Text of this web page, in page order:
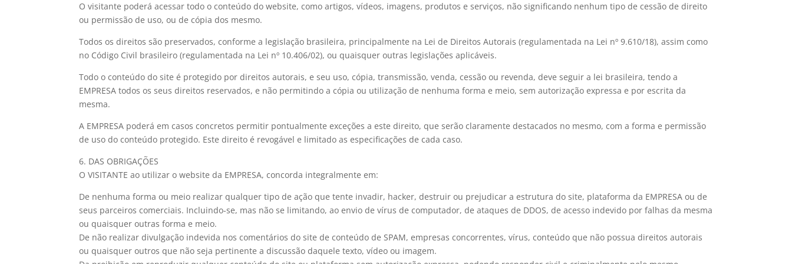
O visitante poderá acessar todo o conteúdo do website, como artigos, vídeos, imagens, produtos e serviços, não significando nenhum tipo de cessão de direito
ou permissão de uso, ou de cópia dos mesmo.
Todos os direitos são preservados, conforme a legislação brasileira, principalmente na Lei de Direitos Autorais (regulamentada na Lei nº 9.610/18), assim como
no Código Civil brasileiro (regulamentada na Lei nº 10.406/02), ou quaisquer outras legislações aplicáveis.
Todo o conteúdo do site é protegido por direitos autorais, e seu uso, cópia, transmissão, venda, cessão ou revenda, deve seguir a lei brasileira, tendo a
EMPRESA todos os seus direitos reservados, e não permitindo a cópia ou utilização de nenhuma forma e meio, sem autorização expressa e por escrita da
mesma.
A EMPRESA poderá em casos concretos permitir pontualmente exceções a este direito, que serão claramente destacados no mesmo, com a forma e permissão
de uso do conteúdo protegido. Este direito é revogável e limitado as especificações de cada caso.
6. DAS OBRIGAÇÕES
O VISITANTE ao utilizar o website da EMPRESA, concorda integralmente em:
De nenhuma forma ou meio realizar qualquer tipo de ação que tente invadir, hacker, destruir ou prejudicar a estrutura do site, plataforma da EMPRESA ou de
seus parceiros comerciais. Incluindo-se, mas não se limitando, ao envio de vírus de computador, de ataques de DDOS, de acesso indevido por falhas da mesma
ou quaisquer outras forma e meio.
De não realizar divulgação indevida nos comentários do site de conteúdo de SPAM, empresas concorrentes, vírus, conteúdo que não possua direitos autorais
ou quaisquer outros que não seja pertinente a discussão daquele texto, vídeo ou imagem.